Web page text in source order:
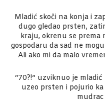
Mladić skoči na konja i
dugo gledao prsten,
kraju, okrenu se prema
gospodaru da sad ne
Ali ako mi da malo
“70?!” uzviknuo je
uzeo prsten i pojurio
mudrac